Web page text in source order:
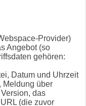
Provider)
Angebot (so
gehören:
Datum und Uhrzeit
Meldung über
das
(die zuvor